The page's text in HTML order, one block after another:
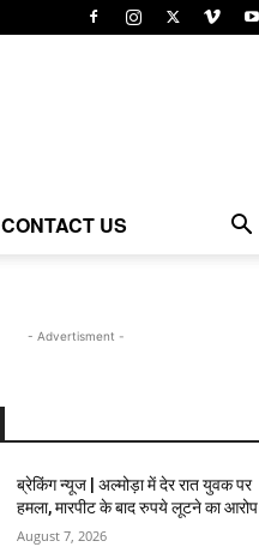
CONTACT US
- Advertisment -
ब्रेकिंग न्यूज | अल्मोड़ा में देर रात युवक पर
हमला, मारपीट के बाद रुपये लूटने का आरोप
August 7, 2026